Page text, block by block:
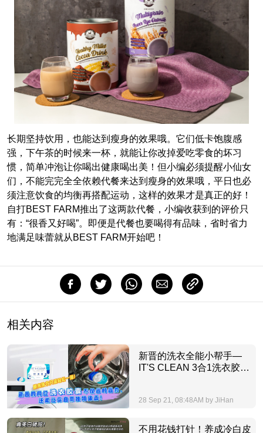
长期坚持饮用，也能达到瘦身的效果哦。它们低卡饱腹感
强，下午茶的时候来一杯，就能让你改掉爱吃零食的坏习
惯，简单冲泡让你喝出健康喝出美！但小编必须提醒小仙女
们，不能完完全全依赖代餐来达到瘦身的效果哦，平日也必
须注意饮食的均衡再搭配运动，这样的效果才是真正的好！
自打BEST FARM推出了这两款代餐，小编收获到的评价只
有：“很香又好喝”。即便是代餐也要喝得有品味，省时省力
地满足味蕾就从BEST FARM开始吧！
相关内容
新晋的洗衣全能小帮手—
IT'S CLEAN 3合1洗衣胶
28 Sep 21, 08:48AM by JiHan
不用花钱打针！养成冷白皮